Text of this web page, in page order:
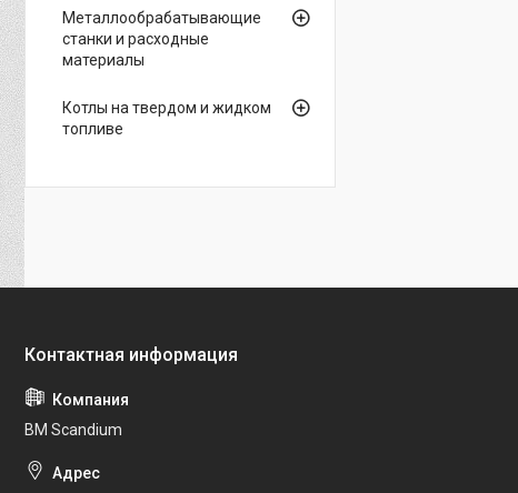
Металлообрабатывающие
станки и расходные
материалы
Котлы на твердом и жидком
топливе
BM Scandium